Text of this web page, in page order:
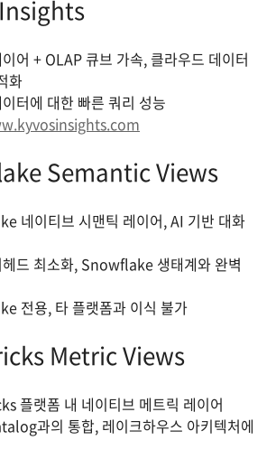
어 + OLAP 큐브 가속, 클라우드 데이터
화
터에 대한 빠른 쿼리 성능
Semantic Views
네이티브 시맨틱 레이어, AI 기반 대화
헤드 최소화, Snowflake 생태계와 완벽
전용, 타 플랫폼과 이식 불가
Metric Views
플랫폼 내 네이티브 메트릭 레이어
과의 통합, 레이크하우스 아키텍처에